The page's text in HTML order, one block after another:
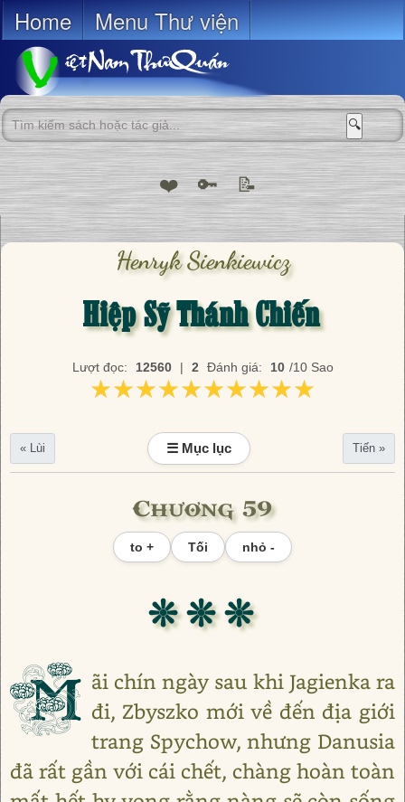
Home Menu Thư viện
🔍
❤️ 🔑 📝
Henryk Sienkiewicz
Hiệp Sỹ Thánh Chiến
Lượt đọc: 12560 | 2 Đánh giá: 10 /10 Sao
★★★★★★★★★★
★★★★★★★★★★
« Lùi ☰ Mục lục Tiến »
Chương 59
to + Tối nhỏ -
❊ ❊ ❊
M ãi chín ngày sau khi Jagienka ra
đi, Zbyszko mới về đến địa giới
trang Spychow, nhưng Danusia
đã rất gần với cái chết, chàng hoàn toàn